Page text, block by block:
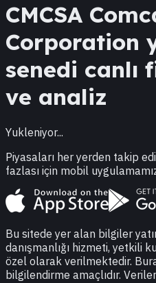
CMCSA
Corporation
senedi canlı
ve analiz
Yukleniyor...
Piyasaları her yerden takip
fazlası için mobil
Bu sitede yer alan bilgiler
danışmanlığı hizmeti, yetkili
özel olarak verilmektedir.
bilgilendirme amaçlıdır.